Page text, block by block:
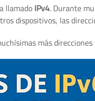
llamadoIPv4. Durante
dispositivos, las
más